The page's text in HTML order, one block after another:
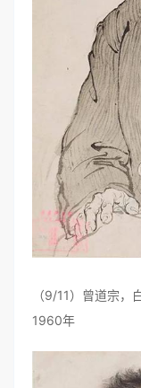
（9/11）曾道宗
1960年